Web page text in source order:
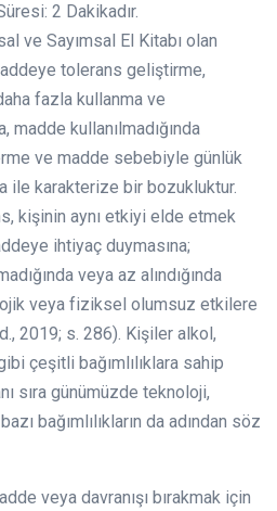
2 Dakikadır.
ve Sayımsal El Kitabı olan
tolerans geliştirme,
fazla kullanma ve
madde kullanılmadığında
ve madde sebebiyle günlük
ile karakterize bir bozukluktur.
kişinin aynı etkiyi elde etmek
ihtiyaç duymasına;
veya az alındığında
veya fiziksel olumsuz etkilere
2019; s. 286). Kişiler alkol,
çeşitli bağımlılıklara sahip
sıra günümüzde teknoloji,
bağımlılıkların da adından söz
veya davranışı bırakmak için